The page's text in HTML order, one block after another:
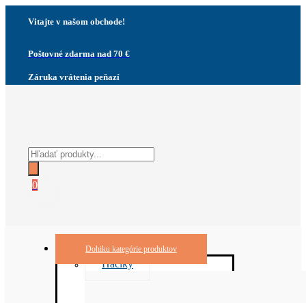
Vitajte v našom obchode!
Poštovné zdarma nad 70 €
Záruka vrátenia peňazí
Products
search
0
Dohiku kategórie produktov
Háčiky